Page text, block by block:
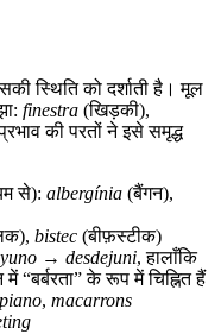
स्थिति को दर्शाती है। मूल
finestra (खिड़की),
की परतों ने इसे समृद्ध
से): albergínia (बैंगन),
bistec (बीफ़स्टीक)
→ desdejuni, हालाँकि
के रूप में चिह्नित हैं
piano, macarrons